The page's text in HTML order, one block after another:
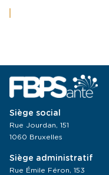
Siège social
Rue Jourdan, 151
1060 Bruxelles
Siège administratif
Rue Émile Féron, 153